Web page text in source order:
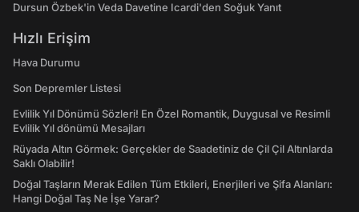
Dursun Özbek'in Veda Davetine Icardi'den Soğuk Yanıt
Hızlı Erişim
Hava Durumu
Son Depremler Listesi
Evlilik Yıl Dönümü Sözleri! En Özel Romantik, Duygusal ve Resimli
Evlilik Yıl dönümü Mesajları
Rüyada Altın Görmek: Gerçekler de Saadetiniz de Çil Çil Altınlarda
Saklı Olabilir!
Doğal Taşların Merak Edilen Tüm Etkileri, Enerjileri ve Şifa Alanları:
Hangi Doğal Taş Ne İşe Yarar?